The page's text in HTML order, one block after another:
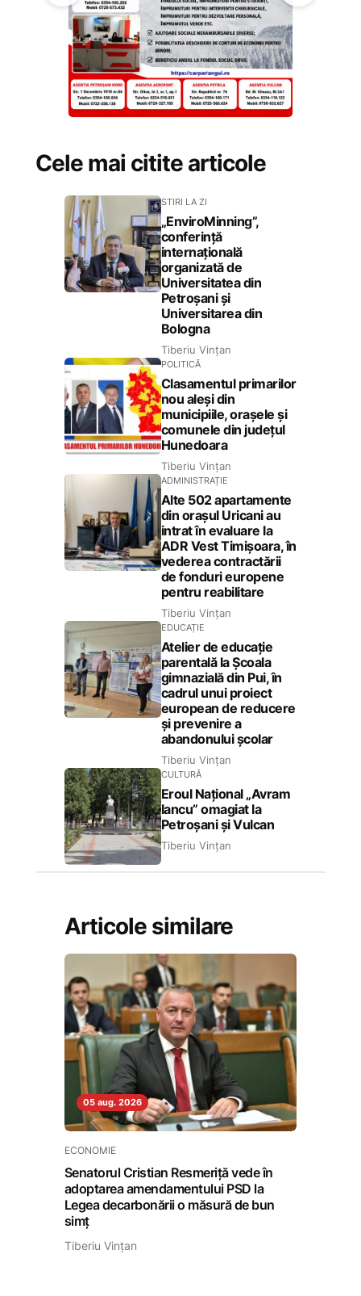
Cele mai citite articole
STIRI LA ZI
„EnviroMinning”,
conferință
internațională
organizată de
Universitatea din
Petroșani și
Universitarea din
Bologna
Tiberiu Vințan
POLITICĂ
Clasamentul primarilor
nou aleși din
municipiile, orașele și
comunele din județul
Hunedoara
Tiberiu Vințan
ADMINISTRAȚIE
Alte 502 apartamente
din orașul Uricani au
intrat în evaluare la
ADR Vest Timișoara, în
vederea contractării
de fonduri europene
pentru reabilitare
Tiberiu Vințan
EDUCAȚIE
Atelier de educație
parentală la Școala
gimnazială din Pui, în
cadrul unui proiect
european de reducere
și prevenire a
abandonului școlar
Tiberiu Vințan
CULTURĂ
Eroul Național „Avram
Iancu” omagiat la
Petroșani și Vulcan
Tiberiu Vințan
Articole similare
05 aug. 2026
ECONOMIE
Senatorul Cristian Resmeriță vede în
adoptarea amendamentului PSD la
Legea decarbonării o măsură de bun
simț
Tiberiu Vințan